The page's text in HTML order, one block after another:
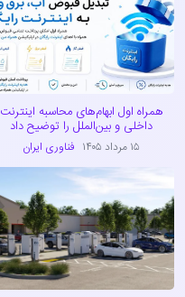
همراه اول ابهام‌های محاسبه اینترنت
داخلی و بین‌الملل را توضیح داد
۱۵ مرداد ۱۴۰۵ فناوری ایران